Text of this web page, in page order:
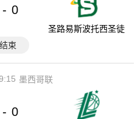
- 0
圣路易斯波托西圣徒
束
墨西哥联
- 0